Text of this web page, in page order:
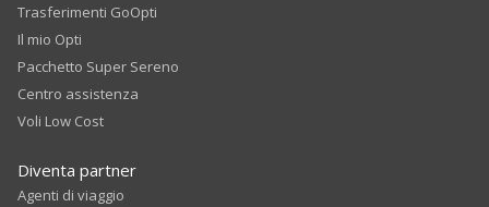
Trasferimenti GoOpti
Il mio Opti
Pacchetto Super Sereno
Centro assistenza
Voli Low Cost
Diventa partner
Agenti di viaggio